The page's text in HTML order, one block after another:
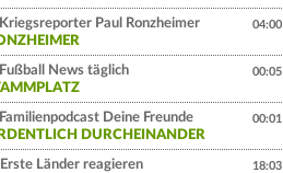
Kriegsreporter Paul Ronzheimer
04:00
Fußball News täglich
00:05
Familienpodcast Deine Freunde
DURCHEINANDER
00:01
Erste Länder reagieren
18:03